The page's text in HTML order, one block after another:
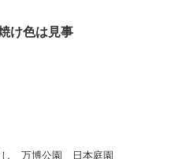
け色は見事
し 万博公園 日本庭園